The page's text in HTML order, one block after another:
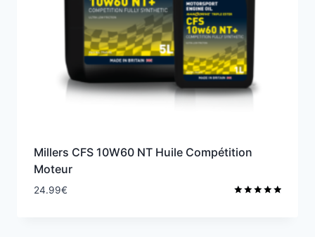
Millers CFS 10W60 NT Huile Compétition
Moteur
24.99€